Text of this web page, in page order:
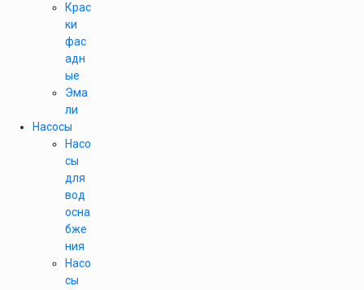
Крас
ки
фас
адн
ые
Эма
ли
Насосы
Насо
сы
для
вод
осна
бже
ния
Насо
сы